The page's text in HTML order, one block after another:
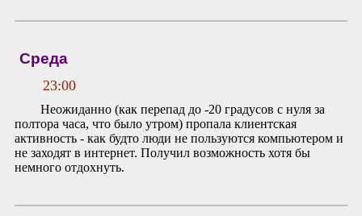
Среда
23:00
Неожиданно (как перепад до -20 градусов с нуля за
полтора часа, что было утром) пропала клиентская
активность - как будто люди не пользуются компьютером и
не заходят в интернет. Получил возможность хотя бы
немного отдохнуть.